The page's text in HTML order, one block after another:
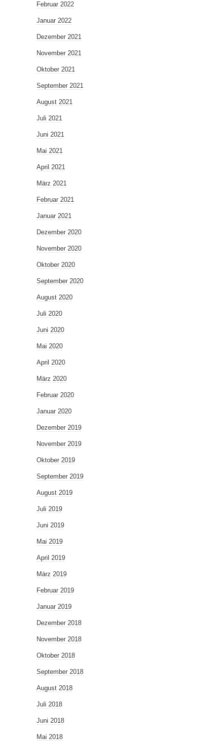
Februar 2022
Januar 2022
Dezember 2021
November 2021
Oktober 2021
September 2021
August 2021
Juli 2021
Juni 2021
Mai 2021
April 2021
März 2021
Februar 2021
Januar 2021
Dezember 2020
November 2020
Oktober 2020
September 2020
August 2020
Juli 2020
Juni 2020
Mai 2020
April 2020
März 2020
Februar 2020
Januar 2020
Dezember 2019
November 2019
Oktober 2019
September 2019
August 2019
Juli 2019
Juni 2019
Mai 2019
April 2019
März 2019
Februar 2019
Januar 2019
Dezember 2018
November 2018
Oktober 2018
September 2018
August 2018
Juli 2018
Juni 2018
Mai 2018